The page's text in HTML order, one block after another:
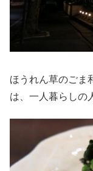
ほうれん草のごま
は、一人暮らしの